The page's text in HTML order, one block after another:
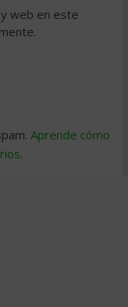
web en este
Aprende cómo
.